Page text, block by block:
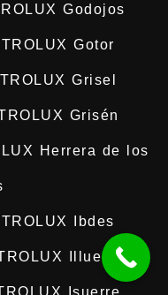
Godojos
Gotor
Grisel
Grisén
Herrera de los
Ibdes
Illueca
Isuerre